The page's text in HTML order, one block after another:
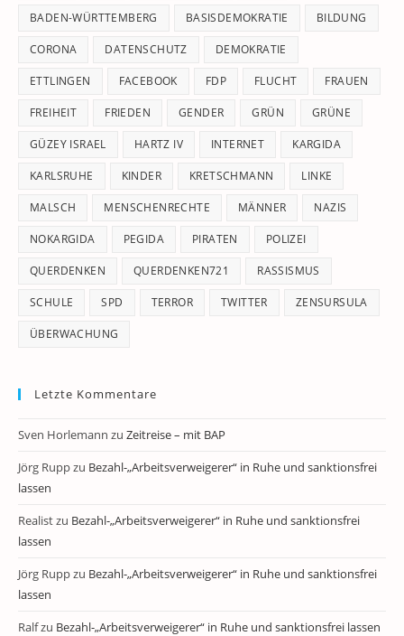
BADEN-WÜRTTEMBERG BASISDEMOKRATIE BILDUNG
CORONA DATENSCHUTZ DEMOKRATIE
ETTLINGEN FACEBOOK FDP FLUCHT FRAUEN
FREIHEIT FRIEDEN GENDER GRÜN GRÜNE
GÜZEY ISRAEL HARTZ IV INTERNET KARGIDA
KARLSRUHE KINDER KRETSCHMANN LINKE
MALSCH MENSCHENRECHTE MÄNNER NAZIS
NOKARGIDA PEGIDA PIRATEN POLIZEI
QUERDENKEN QUERDENKEN721 RASSISMUS
SCHULE SPD TERROR TWITTER ZENSURSULA
ÜBERWACHUNG
Letzte Kommentare
Sven Horlemann zu Zeitreise – mit BAP
Jörg Ruppzu Bezahl-„Arbeitsverweigerer“ in Ruhe und sanktionsfrei
lassen
Realistzu Bezahl-„Arbeitsverweigerer“ in Ruhe und sanktionsfrei
lassen
Jörg Ruppzu Bezahl-„Arbeitsverweigerer“ in Ruhe und sanktionsfrei
lassen
Ralfzu Bezahl-„Arbeitsverweigerer“ in Ruhe und sanktionsfrei lassen